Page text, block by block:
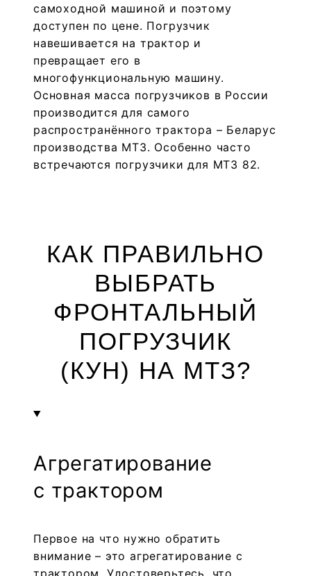
самоходной машиной и поэтому
доступен по цене. Погрузчик
навешивается на трактор и
превращает его в
многофункциональную машину.
Основная масса погрузчиков в России
производится для самого
распространённого трактора – Беларус
производства МТЗ. Особенно часто
встречаются погрузчики для МТЗ 82.
КАК ПРАВИЛЬНО
ВЫБРАТЬ
ФРОНТАЛЬНЫЙ
ПОГРУЗЧИК
(КУН) НА МТЗ?
Агрегатирование
с трактором
Первое на что нужно обратить
внимание – это агрегатирование с